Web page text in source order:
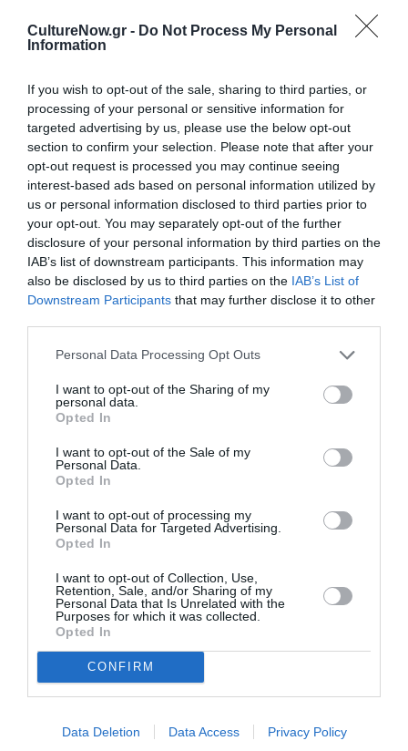
CultureNow.gr - Do Not Process My Personal
Information
If you wish to opt-out of the sale, sharing to third parties, or
processing of your personal or sensitive information for
targeted advertising by us, please use the below opt-out
section to confirm your selection. Please note that after your
opt-out request is processed you may continue seeing
interest-based ads based on personal information utilized by
us or personal information disclosed to third parties prior to
your opt-out. You may separately opt-out of the further
disclosure of your personal information by third parties on the
IAB’s list of downstream participants. This information may
also be disclosed by us to third parties on the IAB’s List of
Downstream Participants that may further disclose it to other
Personal Data Processing Opt Outs
I want to opt-out of the Sharing of my
personal data.
Opted In
I want to opt-out of the Sale of my
Personal Data.
Opted In
I want to opt-out of processing my
Personal Data for Targeted Advertising.
Opted In
I want to opt-out of Collection, Use,
Retention, Sale, and/or Sharing of my
Personal Data that Is Unrelated with the
Purposes for which it was collected.
Opted In
CONFIRM
Data Deletion Data Access Privacy Policy
Η Ελλάδα μέσα
από τον φακό
Τομπάζη: Έκθεση
στο Μουσείο
Πάνου & Ηλία
Ηλιόπουλου
Έρχεται το 5ο
Κινηματογράφου
Κεφαλονιάς
«Κύματα»
Οι Arab Strap
στο Gazarte
Ground Stage
Η Μισέλ Φάιφερ
δεν θέλει να
πρωταγωνιστήσει
ταινία
ΠΑΙΔΙ / ΝΕΑ ΘΕΑΤΡΟ - ΧΟΡΟΣ / ΝΕΑ